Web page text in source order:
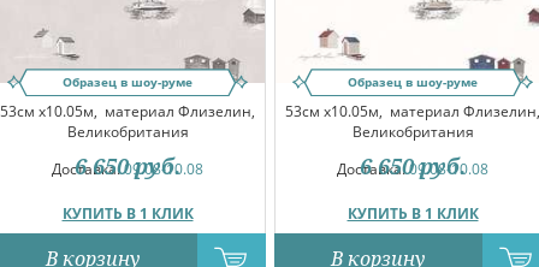
Образец в шоу-руме
53см x10.05м, материал Флизелин,
Великобритания
Доставка:09.08-10.08
КУПИТЬ В 1 КЛИК
6 650 руб.
В корзину
Образец в шоу-руме
53см x10.05м, материал Флизелин,
Великобритания
Доставка:09.08-10.08
КУПИТЬ В 1 КЛИК
6 650 руб.
В корзину